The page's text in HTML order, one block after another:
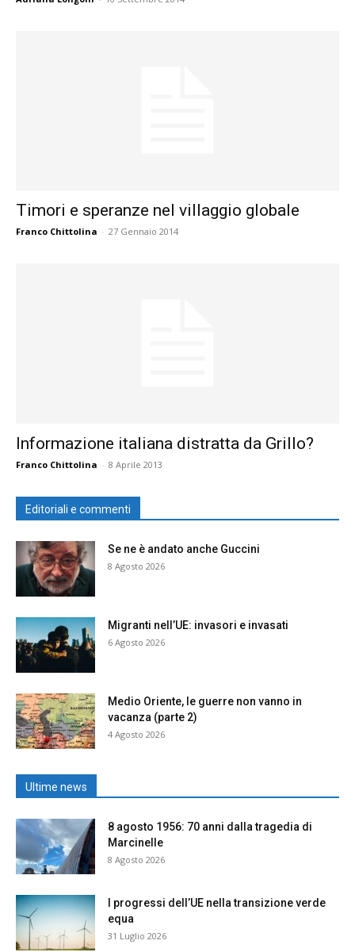
Timori e speranze nel villaggio globale
Franco Chittolina - 27 Gennaio 2014
Informazione italiana distratta da Grillo?
Franco Chittolina - 8 Aprile 2013
Editoriali e commenti
Se ne è andato anche Guccini
8 Agosto 2026
Migranti nell’UE: invasori e invasati
6 Agosto 2026
Medio Oriente, le guerre non vanno in
vacanza (parte 2)
4 Agosto 2026
Ultime news
8 agosto 1956: 70 anni dalla tragedia di
Marcinelle
8 Agosto 2026
I progressi dell’UE nella transizione verde
equa
31 Luglio 2026